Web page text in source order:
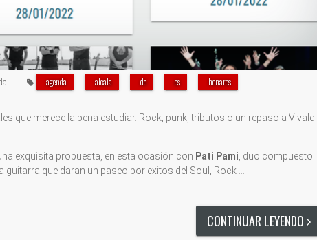
agenda alcala de es henares
que merece la pena estudiar. Rock, punk, tributos o un repaso a Vivaldi
exquisita propuesta, en esta ocasión con Pati Pami , duo compuesto
que daran un paseo por exitos del Soul, Rock …
CONTINUAR LEYENDO